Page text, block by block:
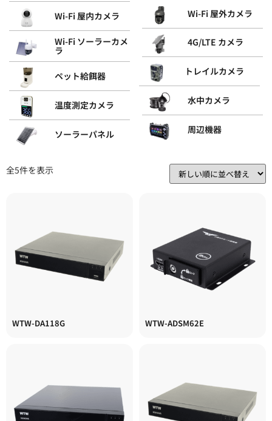
Wi-Fi 屋内カメラ
Wi-Fi ソーラーカメ
ラ
ペット給餌器
温度測定カメラ
ソーラーパネル
Wi-Fi 屋外カメラ
4G/LTE カメラ
トレイルカメラ
水中カメラ
周辺機器
全5件を表示
WTW-DA118G WTW-ADSM62E